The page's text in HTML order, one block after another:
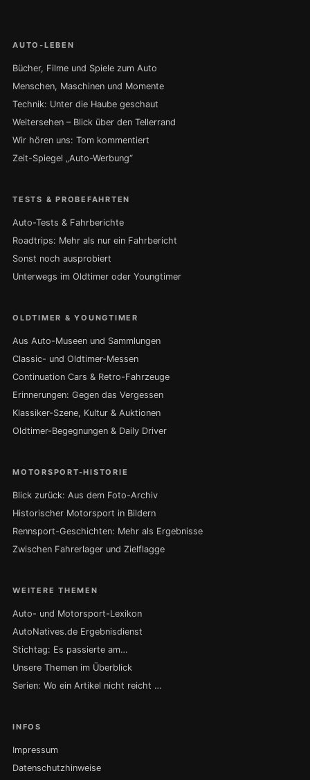
AUTO-LEBEN
Bücher, Filme und Spiele zum Auto
Menschen, Maschinen und Momente
Technik: Unter die Haube geschaut
Weitersehen – Blick über den Tellerrand
Wir hören uns: Tom kommentiert
Zeit-Spiegel „Auto-Werbung“
TESTS & PROBEFAHRTEN
Auto-Tests & Fahrberichte
Roadtrips: Mehr als nur ein Fahrbericht
Sonst noch ausprobiert
Unterwegs im Oldtimer oder Youngtimer
OLDTIMER & YOUNGTIMER
Aus Auto-Museen und Sammlungen
Classic- und Oldtimer-Messen
Continuation Cars & Retro-Fahrzeuge
Erinnerungen: Gegen das Vergessen
Klassiker-Szene, Kultur & Auktionen
Oldtimer-Begegnungen & Daily Driver
MOTORSPORT-HISTORIE
Blick zurück: Aus dem Foto-Archiv
Historischer Motorsport in Bildern
Rennsport-Geschichten: Mehr als Ergebnisse
Zwischen Fahrerlager und Zielflagge
WEITERE THEMEN
Auto- und Motorsport-Lexikon
AutoNatives.de Ergebnisdienst
Stichtag: Es passierte am…
Unsere Themen im Überblick
Serien: Wo ein Artikel nicht reicht …
INFOS
Impressum
Datenschutzhinweise